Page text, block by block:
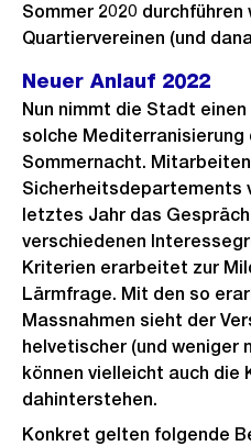
Sommer 2020
Quartiervereinen (und
Neuer Anlauf 2022
Nun nimmt die Stadt
solche Mediterranisierung
Sommernacht.
Sicherheitsdepartements
letztes Jahr das
verschiedenen
Kriterien erarbeitet zur
Lärmfrage. Mit den so
Massnahmen sieht der
helvetischer (und weniger
können vielleicht auch die
dahinterstehen.
Konkret gelten folgende